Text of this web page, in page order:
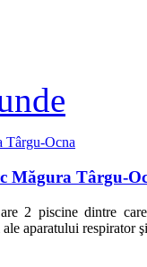
Măgura Târgu-
2 piscine dintre
aparatului respirator